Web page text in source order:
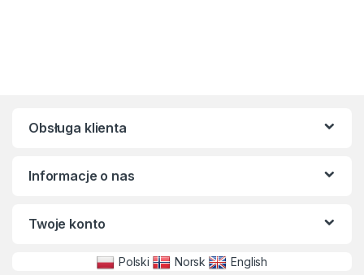
Obsługa klienta
Informacje o nas
Twoje konto
Polski Norsk English